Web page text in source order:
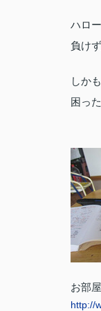
ハロ
負け
しか
困っ
お部
http://